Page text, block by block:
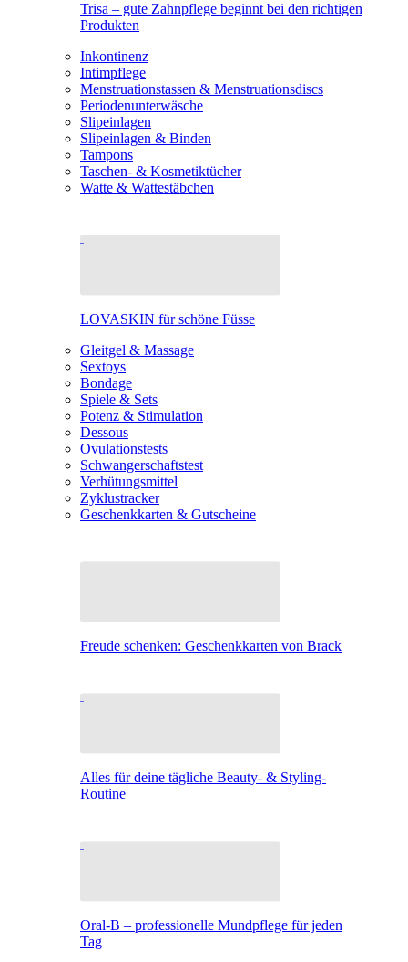
Trisa – gute Zahnpflege beginnt bei den richtigen
Produkten
Inkontinenz
Intimpflege
Menstruationstassen & Menstruationsdiscs
Periodenunterwäsche
Slipeinlagen
Slipeinlagen & Binden
Tampons
Taschen- & Kosmetiktücher
Watte & Wattestäbchen
LOVASKIN für schöne Füsse
Gleitgel & Massage
Sextoys
Bondage
Spiele & Sets
Potenz & Stimulation
Dessous
Ovulationstests
Schwangerschaftstest
Verhütungsmittel
Zyklustracker
Geschenkkarten & Gutscheine
Freude schenken: Geschenkkarten von Brack
Alles für deine tägliche Beauty- & Styling-
Routine
Oral-B – professionelle Mundpflege für jeden
Tag